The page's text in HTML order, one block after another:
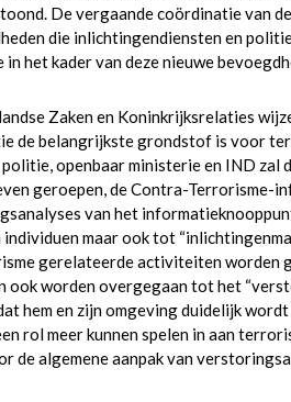
De vergaande coördinatie van
die inlichtingendiensten en
het kader van deze nieuwe
Zaken en Koninkrijksrelaties
de belangrijkste grondstof is voor
openbaar ministerie en IND zal
geroepen, de Contra-Terrorisme-
van het
maar ook tot
gerelateerde activiteiten worden
worden overgegaan tot het
hem en zijn omgeving duidelijk
rol meer kunnen spelen in aan
de algemene aanpak van